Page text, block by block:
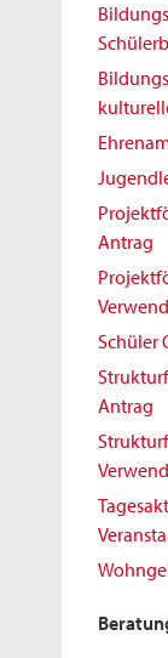
Antrag
Schüler
Antrag